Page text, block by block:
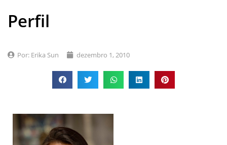
Perfil
Por: Erika Sun dezembro 1, 2010